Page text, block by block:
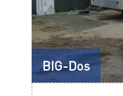
BIG-Dos